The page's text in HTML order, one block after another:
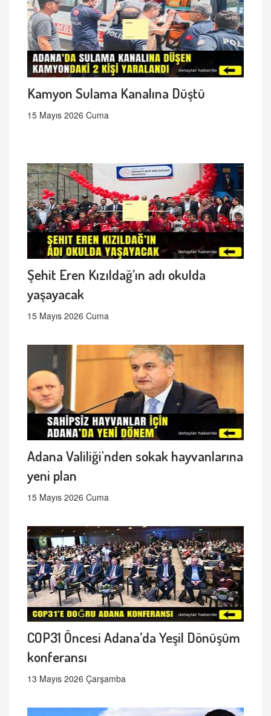
Kamyon Sulama Kanalına Düştü
15 Mayıs 2026 Cuma
Şehit Eren Kızıldağ’ın adı okulda
yaşayacak
15 Mayıs 2026 Cuma
Adana Valiliği'nden sokak hayvanlarına
yeni plan
15 Mayıs 2026 Cuma
COP31 Öncesi Adana’da Yeşil Dönüşüm
konferansı
13 Mayıs 2026 Çarşamba